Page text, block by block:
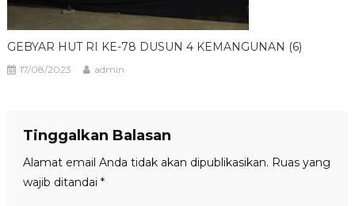
GEBYAR HUT RI KE-78 DUSUN 4 KEMANGUNAN (6)
17/08/2023 admin
Tinggalkan Balasan
Alamat email Anda tidak akan dipublikasikan. Ruas yang
wajib ditandai *